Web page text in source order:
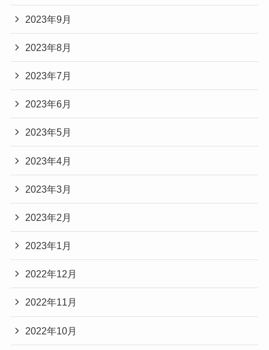
2023年9月
2023年8月
2023年7月
2023年6月
2023年5月
2023年4月
2023年3月
2023年2月
2023年1月
2022年12月
2022年11月
2022年10月